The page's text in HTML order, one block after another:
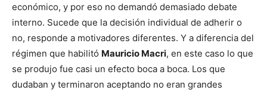
económico, y por eso no demandó demasiado debate
interno. Sucede que la decisión individual de adherir o
no, responde a motivadores diferentes. Y a diferencia del
régimen que habilitó Mauricio Macri, en este caso lo que
se produjo fue casi un efecto boca a boca. Los que
dudaban y terminaron aceptando no eran grandes